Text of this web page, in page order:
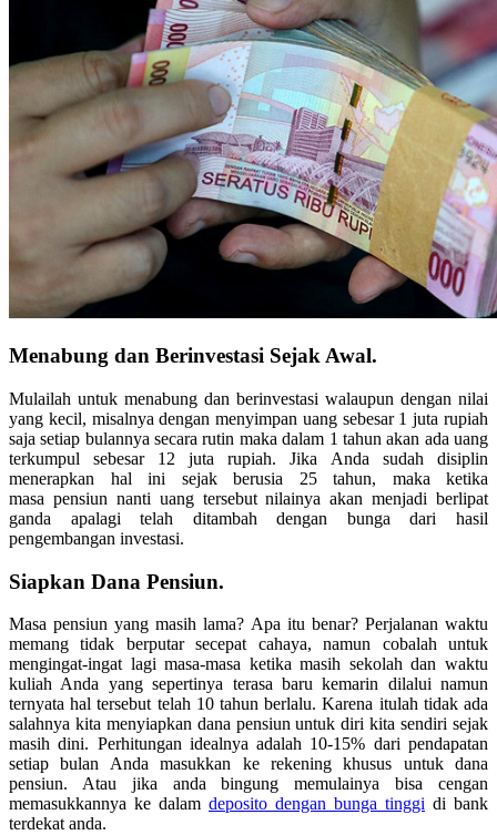
Menabung dan Berinvestasi Sejak Awal.
Mulailah untuk menabung dan berinvestasi walaupun dengan nilai
yang kecil, misalnya dengan menyimpan uang sebesar 1 juta rupiah
saja setiap bulannya secara rutin maka dalam 1 tahun akan ada uang
terkumpul sebesar 12 juta rupiah. Jika Anda sudah disiplin
menerapkan hal ini sejak berusia 25 tahun, maka ketika
masa pensiun nanti uang tersebut nilainya akan menjadi berlipat
ganda apalagi telah ditambah dengan bunga dari hasil
pengembangan investasi.
Siapkan Dana Pensiun.
Masa pensiun yang masih lama? Apa itu benar? Perjalanan waktu
memang tidak berputar secepat cahaya, namun cobalah untuk
mengingat-ingat lagi masa-masa ketika masih sekolah dan waktu
kuliah Anda yang sepertinya terasa baru kemarin dilalui namun
ternyata hal tersebut telah 10 tahun berlalu. Karena itulah tidak ada
salahnya kita menyiapkan dana pensiun untuk diri kita sendiri sejak
masih dini. Perhitungan idealnya adalah 10-15% dari pendapatan
setiap bulan Anda masukkan ke rekening khusus untuk dana
pensiun. Atau jika anda bingung memulainya bisa cengan
memasukkannya ke dalam deposito dengan bunga tinggi di bank
terdekat anda.